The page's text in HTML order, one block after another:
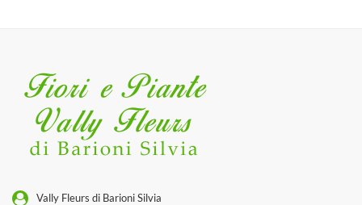
Vally Fleurs di Barioni Silvia